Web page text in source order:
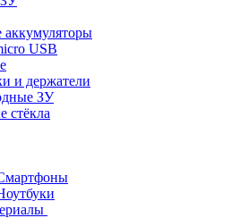
USB
и держатели
ЗУ
стёкла